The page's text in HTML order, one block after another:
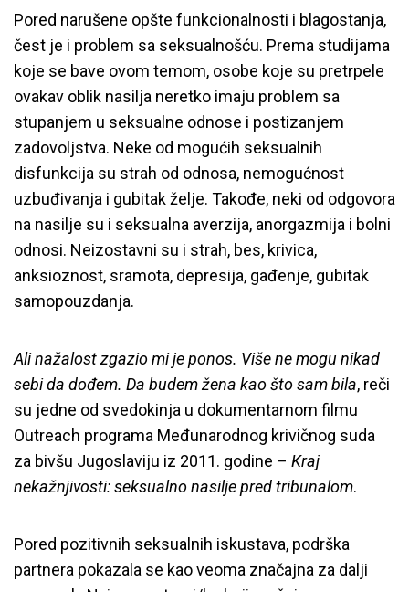
Pored narušene opšte funkcionalnosti i blagostanja,
čest je i problem sa seksualnošću. Prema studijama
koje se bave ovom temom, osobe koje su pretrpele
ovakav oblik nasilja neretko imaju problem sa
stupanjem u seksualne odnose i postizanjem
zadovoljstva. Neke od mogućih seksualnih
disfunkcija su strah od odnosa, nemogućnost
uzbuđivanja i gubitak želje. Takođe, neki od odgovora
na nasilje su i seksualna averzija, anorgazmija i bolni
odnosi. Neizostavni su i strah, bes, krivica,
anksioznost, sramota, depresija, gađenje, gubitak
samopouzdanja.
Ali nažalost zgazio mi je ponos. Više ne mogu nikad
sebi da dođem. Da budem žena kao što sam bila, reči
su jedne od svedokinja u dokumentarnom filmu
Outreach programa Međunarodnog krivičnog suda
za bivšu Jugoslaviju iz 2011. godine – Kraj
nekažnjivosti: seksualno nasilje pred tribunalom.
Pored pozitivnih seksualnih iskustava, podrška
partnera pokazala se kao veoma značajna za dalji